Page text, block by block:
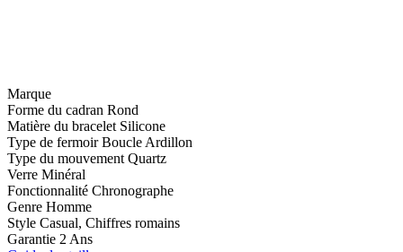
Marque
Forme du cadran Rond
Matière du bracelet Silicone
Type de fermoir Boucle Ardillon
Type du mouvement Quartz
Verre Minéral
Fonctionnalité Chronographe
Genre Homme
Style Casual, Chiffres romains
Garantie 2 Ans